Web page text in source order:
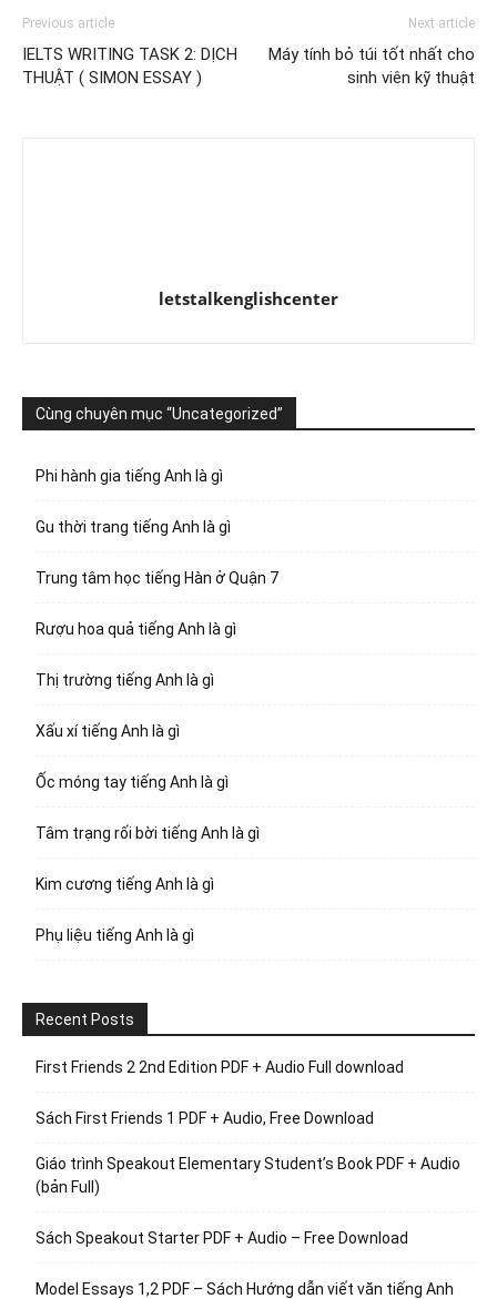
Previous article
IELTS WRITING TASK 2: DỊCH
THUẬT ( SIMON ESSAY )
Next article
Máy tính bỏ túi tốt nhất cho
sinh viên kỹ thuật
letstalkenglishcenter
Cùng chuyên mục “Uncategorized”
Phi hành gia tiếng Anh là gì
Gu thời trang tiếng Anh là gì
Trung tâm học tiếng Hàn ở Quận 7
Rượu hoa quả tiếng Anh là gì
Thị trường tiếng Anh là gì
Xấu xí tiếng Anh là gì
Ốc móng tay tiếng Anh là gì
Tâm trạng rối bời tiếng Anh là gì
Kim cương tiếng Anh là gì
Phụ liệu tiếng Anh là gì
Recent Posts
First Friends 2 2nd Edition PDF + Audio Full download
Sách First Friends 1 PDF + Audio, Free Download
Giáo trình Speakout Elementary Student’s Book PDF + Audio
(bản Full)
Sách Speakout Starter PDF + Audio – Free Download
Model Essays 1,2 PDF – Sách Hướng dẫn viết văn tiếng Anh